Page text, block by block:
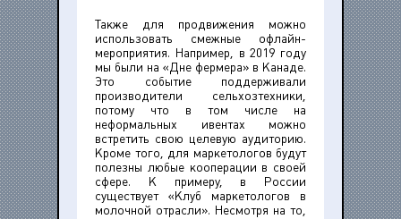
Также для продвижения можно
использовать смежные офлайн-
мероприятия. Например, в 2019 году
мы были на «Дне фермера» в Канаде.
Это событие поддерживали
производители сельхозтехники,
потому что в том числе на
неформальных ивентах можно
встретить свою целевую аудиторию.
Кроме того, для маркетологов будут
полезны любые кооперации в своей
сфере. К примеру, в России
существует «Клуб маркетологов в
молочной отрасли». Несмотря на то,